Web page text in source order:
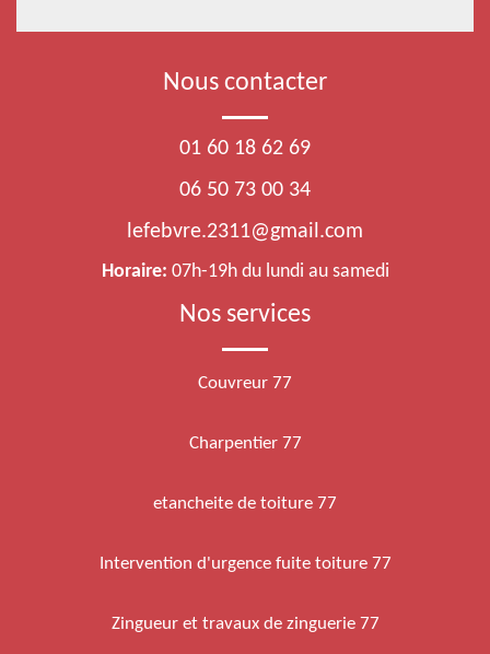
Nous contacter
01 60 18 62 69
06 50 73 00 34
lefebvre.2311@gmail.com
Horaire: 07h-19h du lundi au samedi
Nos services
Couvreur 77
Charpentier 77
etancheite de toiture 77
Intervention d'urgence fuite toiture 77
Zingueur et travaux de zinguerie 77